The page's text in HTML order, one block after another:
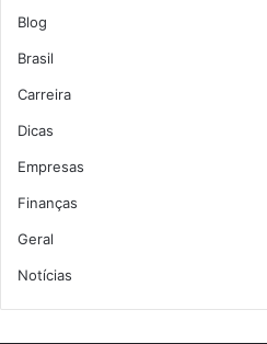
Blog
Brasil
Carreira
Dicas
Empresas
Finanças
Geral
Notícias